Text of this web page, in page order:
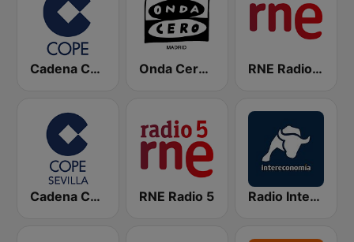
Cadena COPE Onda Cero Madrid RNE Radio Nacional
Cadena COPE Sevilla RNE Radio 5 Radio Intereconomía